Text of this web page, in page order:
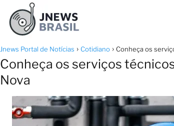
Jnews Portal de Notícias Cotidiano Conheça os
Conheça os serviços
Nova